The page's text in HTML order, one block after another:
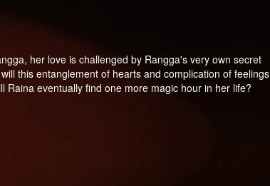
her love is challenged by Rangga's very own secret
this entanglement of hearts and complication of feelings
Raina eventually find one more magic hour in her life?